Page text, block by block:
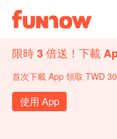
限時 3 倍送！下載
首次下載 App 領取 TWD
使用 App